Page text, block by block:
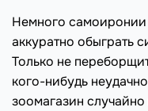
Немного
аккуратно обыграть
Только не
кого-нибудь
зоомагазин